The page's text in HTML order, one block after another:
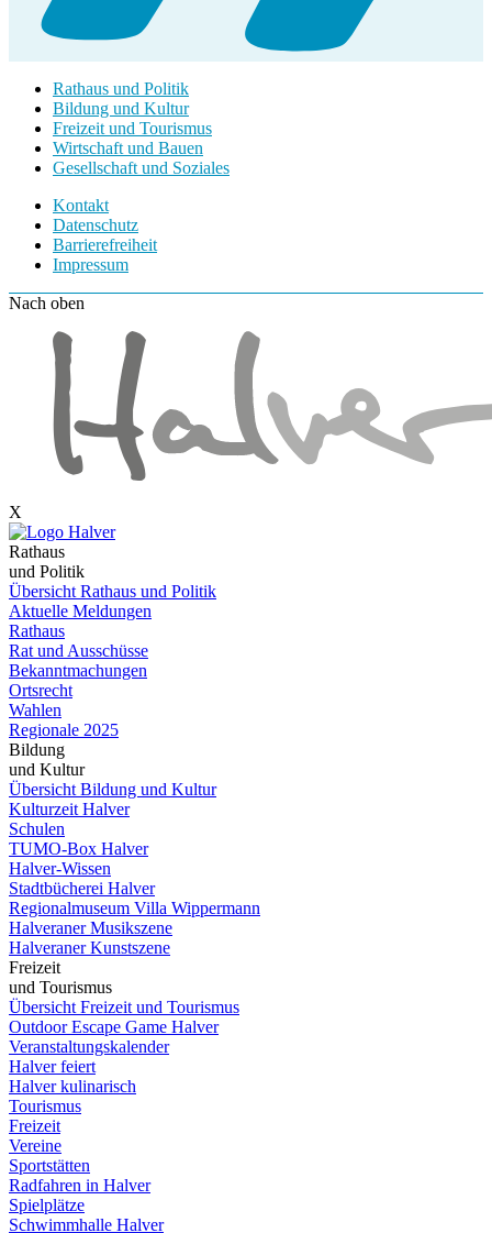
Rathaus und Politik
Bildung und Kultur
Freizeit und Tourismus
Wirtschaft und Bauen
Gesellschaft und Soziales
Kontakt
Datenschutz
Barrierefreiheit
Impressum
Nach oben
X
Rathaus
und Politik
Übersicht Rathaus und Politik
Aktuelle Meldungen
Rathaus
Rat und Ausschüsse
Bekanntmachungen
Ortsrecht
Wahlen
Regionale 2025
Bildung
und Kultur
Übersicht Bildung und Kultur
Kulturzeit Halver
Schulen
TUMO-Box Halver
Halver-Wissen
Stadtbücherei Halver
Regionalmuseum Villa Wippermann
Halveraner Musikszene
Halveraner Kunstszene
Freizeit
und Tourismus
Übersicht Freizeit und Tourismus
Outdoor Escape Game Halver
Veranstaltungskalender
Halver feiert
Halver kulinarisch
Tourismus
Freizeit
Vereine
Sportstätten
Radfahren in Halver
Spielplätze
Schwimmhalle Halver